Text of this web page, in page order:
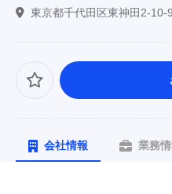
東京都千代田区東神田2-10-
会社情報 業務